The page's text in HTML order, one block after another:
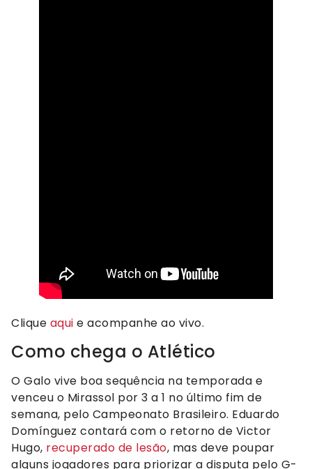
Clique aqui e acompanhe ao vivo.
Como chega o Atlético
O Galo vive boa sequência na temporada e
venceu o Mirassol por 3 a 1 no último fim de
semana, pelo Campeonato Brasileiro. Eduardo
Domínguez contará com o retorno de Victor
Hugo, recuperado de lesão, mas deve poupar
alguns jogadores para priorizar a disputa pelo G-